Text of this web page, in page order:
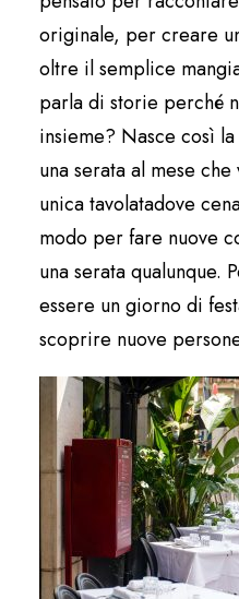
originale, per creare
oltre il semplice
parla di storie perché
insieme? Nasce così la
una serata al mese
unica tavolatadove
modo per fare nuove
una serata qualunque.
essere un giorno di
scoprire nuove